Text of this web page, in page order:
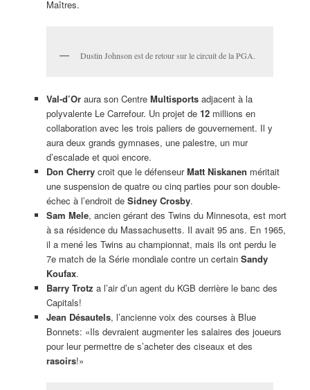
Maîtres.
Dustin Johnson est de retour sur le circuit de la PGA.
Val-d’Oraura son Centre Multisportsadjacent à la
polyvalente Le Carrefour. Un projet de 12millions en
collaboration avec les trois paliers de gouvernement. Il y
aura deux grands gymnases, une palestre, un mur
d’escalade et quoi encore.
Don Cherrycroit que le défenseurMatt Niskanen méritait
une suspension de quatre ou cinq parties pour son double-
échec à l’endroit de Sidney Crosby.
Sam Mele, ancien gérant des Twins du Minnesota, est mort
à sa résidence du Massachusetts. Il avait 95 ans. En 1965,
il a mené les Twins au championnat, mais ils ont perdu le
7e match de la Série mondiale contre un certain Sandy
Koufax.
Barry Trotz a l’air d’un agent du KGB derrière le banc des
Capitals!
Jean Désautels, l’ancienne voix des courses à Blue
Bonnets: «Ils devraient augmenter les salaires des joueurs
pour leur permettre de s’acheter des ciseaux et des
rasoirs!»